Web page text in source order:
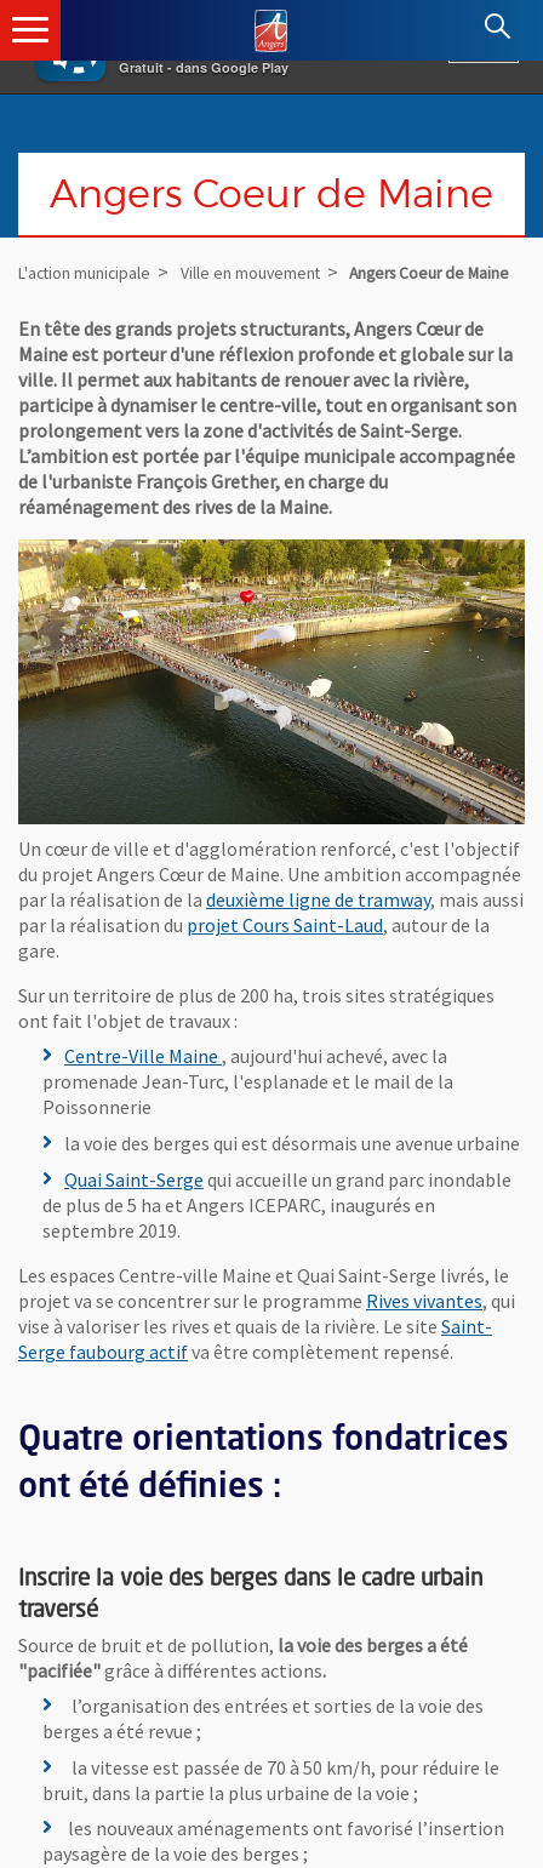
×
Gratuit - dans Google Play
Angers.fr : Retour à l'accueil
Angers Coeur de Maine
L'action municipale Ville en mouvement Angers Coeur de Maine
En tête des grands projets structurants, Angers Cœur de
Maine est porteur d'une réflexion profonde et globale sur la
ville. Il permet aux habitants de renouer avec la rivière,
participe à dynamiser le centre-ville, tout en organisant son
prolongement vers la zone d'activités de Saint-Serge.
L’ambition est portée par l'équipe municipale accompagnée
de l'urbaniste François Grether, en charge du
réaménagement des rives de la Maine.
Vue agrandie de l'image
, Ouvre une nouvelle fenêtre
Un cœur de ville et d'agglomération renforcé, c'est l'objectif
du projet Angers Cœur de Maine. Une ambition accompagnée
par la réalisation de la deuxième ligne de tramway, mais aussi
par la réalisation du projet Cours Saint-Laud, autour de la
gare.
Sur un territoire de plus de 200 ha, trois sites stratégiques
ont fait l'objet de travaux :
Centre-Ville Maine , aujourd'hui achevé, avec la
promenade Jean-Turc, l'esplanade et le mail de la
Poissonnerie
la voie des berges qui est désormais une avenue urbaine
Quai Saint-Serge qui accueille un grand parc inondable
de plus de 5 ha et Angers ICEPARC, inaugurés en
septembre 2019.
Les espaces Centre-ville Maine et Quai Saint-Serge livrés, le
projet va se concentrer sur le programme Rives vivantes, qui
vise à valoriser les rives et quais de la rivière. Le site Saint-
Serge faubourg actifva être complètement repensé.
Quatre orientations fondatrices
ont été définies :
Inscrire la voie des berges dans le cadre urbain
traversé
Source de bruit et de pollution, la voie des berges a été
"pacifiée"grâce à différentes actions.
l’organisation des entrées et sorties de la voie des
berges a été revue ;
la vitesse est passée de 70 à 50 km/h, pour réduire le
bruit, dans la partie la plus urbaine de la voie ;
les nouveaux aménagements ont favorisé l’insertion
paysagère de la voie des berges ;